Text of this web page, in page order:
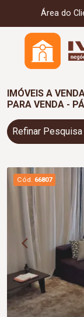
Área do
IMÓVEIS A
PARA VENDA -
Refinar Pesquisa
Cód. 66807